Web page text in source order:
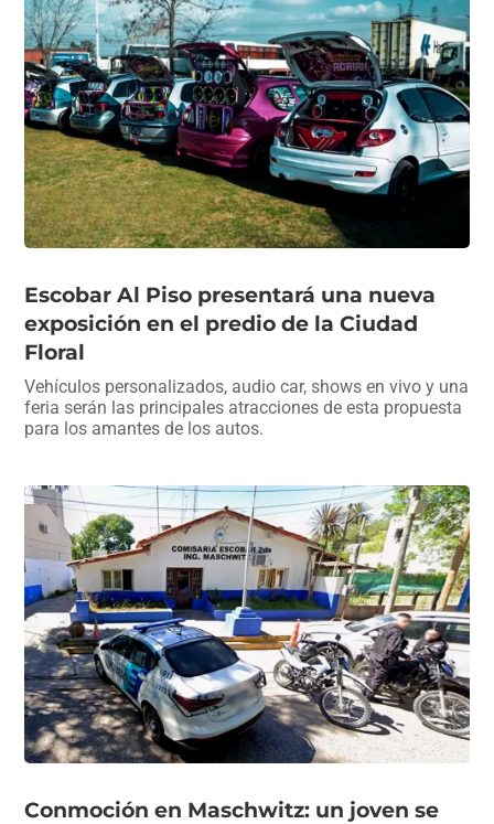
o
o
k
p
p
m
tir
Escobar Al Piso presentará una nueva
exposición en el predio de la Ciudad
Floral
Vehículos personalizados, audio car, shows en vivo y una
feria serán las principales atracciones de esta propuesta
para los amantes de los autos.
Conmoción en Maschwitz: un joven se